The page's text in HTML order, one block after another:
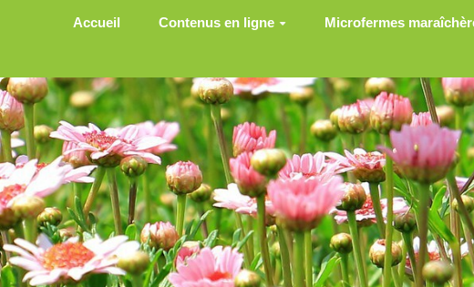
Aller au contenu principal
Accueil Contenus en ligne Microfermes